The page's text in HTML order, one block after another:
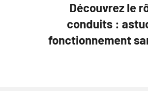
Découvrez le
conduits :
fonctionnement